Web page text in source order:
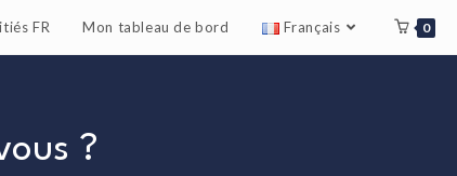
FR Mon tableau de bord Français 0
?